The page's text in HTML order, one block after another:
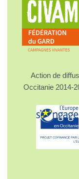
Action de
Occitanie 2014-